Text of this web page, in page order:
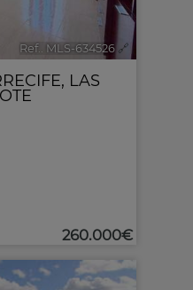
Ref.. MLS-634526 🔗
, LAS
260.000€